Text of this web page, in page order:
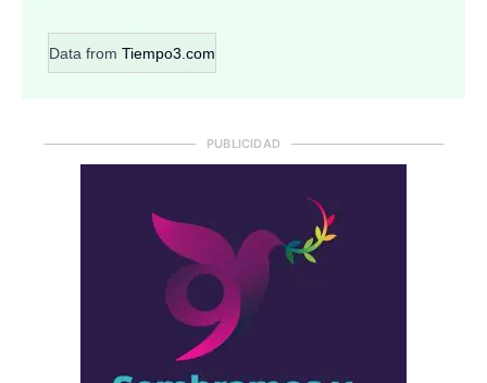
Data from Tiempo3.com
PUBLICIDAD